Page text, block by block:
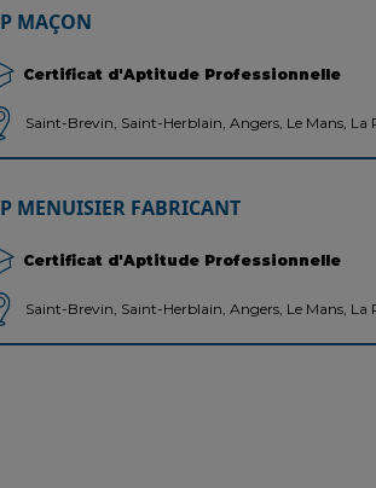
MAÇON
Certificat d'Aptitude Professionnelle
Saint-Brevin, Saint-Herblain, Angers, Le Mans, La
MENUISIER FABRICANT
Certificat d'Aptitude Professionnelle
Saint-Brevin, Saint-Herblain, Angers, Le Mans, La